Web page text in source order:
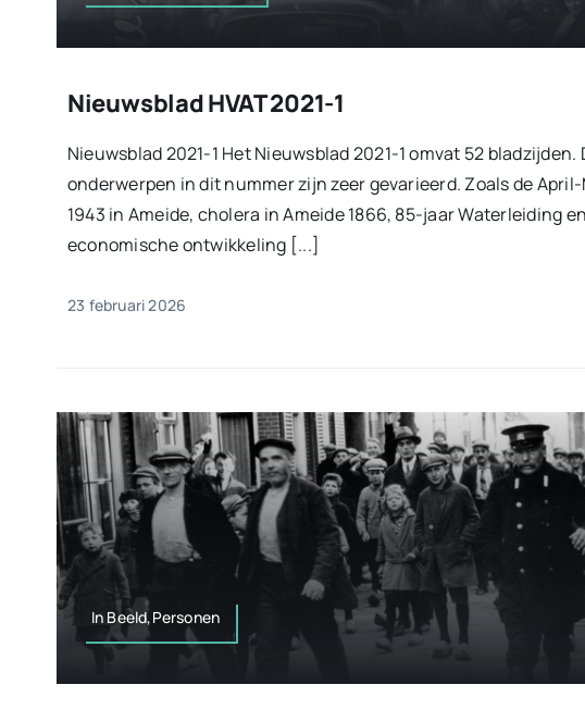
Nieuwsblad HVAT 2021-1
Nieuwsblad 2021-1 Het Nieuwsblad 2021-1 omvat 52 bladzijden.
onderwerpen in dit nummer zijn zeer gevarieerd. Zoals de
1943 in Ameide, cholera in Ameide 1866, 85-jaar Waterleiding
economische ontwikkeling [...]
23 februari 2026
In Beeld,Personen